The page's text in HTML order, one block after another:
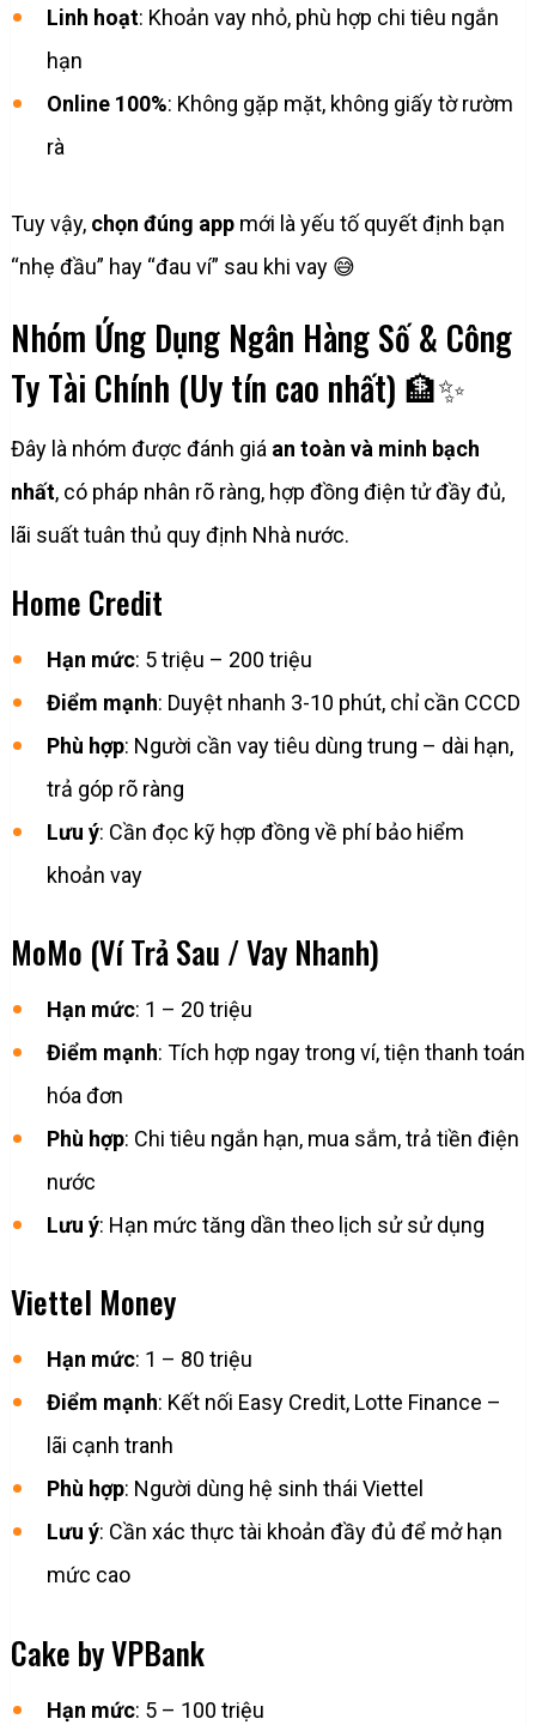
Linh hoạt: Khoản vay nhỏ, phù hợp chi tiêu ngắn
hạn
Online 100%: Không gặp mặt, không giấy tờ rườm
rà
Tuy vậy, chọn đúng appmới là yếu tố quyết định bạn
“nhẹ đầu” hay “đau ví” sau khi vay 😅
Nhóm Ứng Dụng Ngân Hàng Số & Công
Ty Tài Chính (Uy tín cao nhất) 🏦✨
Đây là nhóm được đánh giá an toàn và minh bạch
nhất, có pháp nhân rõ ràng, hợp đồng điện tử đầy đủ,
lãi suất tuân thủ quy định Nhà nước.
Home Credit
Hạn mức: 5 triệu – 200 triệu
Điểm mạnh: Duyệt nhanh 3-10 phút, chỉ cần CCCD
Phù hợp: Người cần vay tiêu dùng trung – dài hạn,
trả góp rõ ràng
Lưu ý: Cần đọc kỹ hợp đồng về phí bảo hiểm
khoản vay
MoMo (Ví Trả Sau / Vay Nhanh)
Hạn mức: 1 – 20 triệu
Điểm mạnh: Tích hợp ngay trong ví, tiện thanh toán
hóa đơn
Phù hợp: Chi tiêu ngắn hạn, mua sắm, trả tiền điện
nước
Lưu ý: Hạn mức tăng dần theo lịch sử sử dụng
Viettel Money
Hạn mức: 1 – 80 triệu
Điểm mạnh: Kết nối Easy Credit, Lotte Finance –
lãi cạnh tranh
Phù hợp: Người dùng hệ sinh thái Viettel
Lưu ý: Cần xác thực tài khoản đầy đủ để mở hạn
mức cao
Cake by VPBank
Hạn mức: 5 – 100 triệu